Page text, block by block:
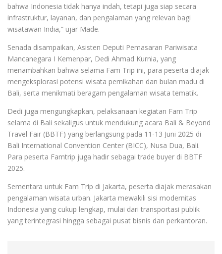
bahwa Indonesia tidak hanya indah, tetapi juga siap secara
infrastruktur, layanan, dan pengalaman yang relevan bagi
wisatawan India,” ujar Made.
Senada disampaikan, Asisten Deputi Pemasaran Pariwisata
Mancanegara I Kemenpar, Dedi Ahmad Kurnia, yang
menambahkan bahwa selama Fam Trip ini, para peserta diajak
mengeksplorasi potensi wisata pernikahan dan bulan madu di
Bali, serta menikmati beragam pengalaman wisata tematik.
Dedi juga mengungkapkan, pelaksanaan kegiatan Fam Trip
selama di Bali sekaligus untuk mendukung acara Bali & Beyond
Travel Fair (BBTF) yang berlangsung pada 11-13 Juni 2025 di
Bali International Convention Center (BICC), Nusa Dua, Bali.
Para peserta Famtrip juga hadir sebagai trade buyer di BBTF
2025.
Sementara untuk Fam Trip di Jakarta, peserta diajak merasakan
pengalaman wisata urban. Jakarta mewakili sisi modernitas
Indonesia yang cukup lengkap, mulai dari transportasi publik
yang terintegrasi hingga sebagai pusat bisnis dan perkantoran.